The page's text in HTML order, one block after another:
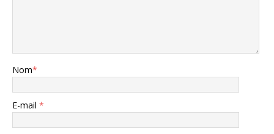
Nom*
E-mail *